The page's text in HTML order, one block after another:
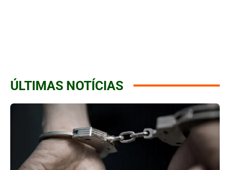
ÚLTIMAS NOTÍCIAS